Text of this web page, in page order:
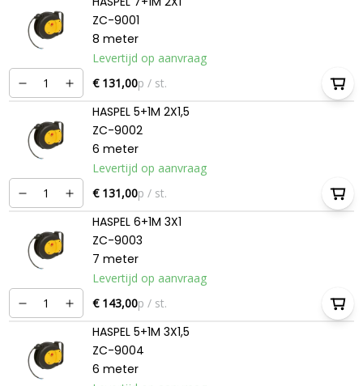
ZC-9001
8 meter
Levertijd op aanvraag
€ 131,00p / st.
HASPEL 5+1M 2X1,5
ZC-9002
6 meter
Levertijd op aanvraag
€ 131,00p / st.
HASPEL 6+1M 3X1
ZC-9003
7 meter
Levertijd op aanvraag
€ 143,00p / st.
HASPEL 5+1M 3X1,5
ZC-9004
6 meter